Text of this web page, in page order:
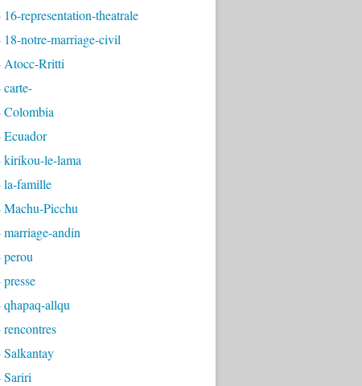
representation-theatrale
notre-marriage-civil
Atocc-Rritti
le-lama
famille
Picchu
andin
allqu